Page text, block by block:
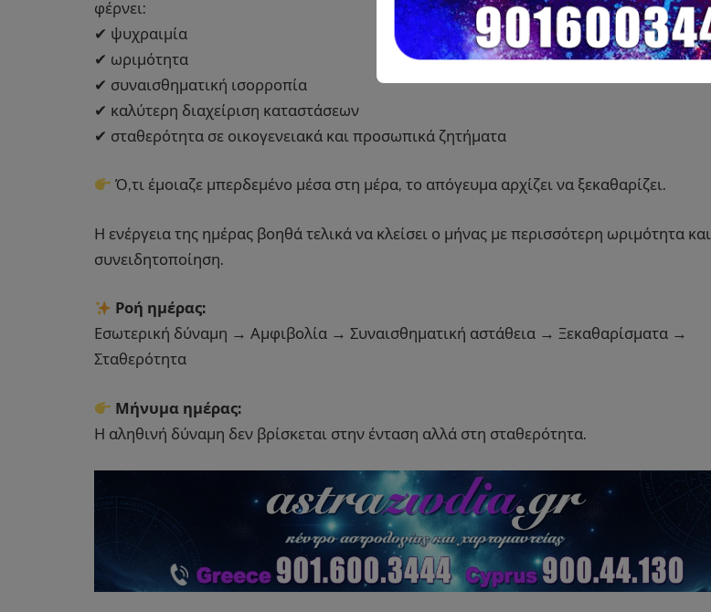
φέρνει:
✔ ψυχραιμία
✔ ωριμότητα
✔ συναισθηματική ισορροπία
✔ καλύτερη διαχείριση καταστάσεων
✔ σταθερότητα σε οικογενειακά και προσωπικά ζητήματα
Ό,τι έμοιαζε μπερδεμένο μέσα στη μέρα, το απόγευμα αρχίζει να ξεκαθαρίζει.
Η ενέργεια της ημέρας βοηθά τελικά να κλείσει ο μήνας με περισσότερη ωριμότητα και
συνειδητοποίηση.
Ροή ημέρας:
Εσωτερική δύναμη → Αμφιβολία → Συναισθηματική αστάθεια → Ξεκαθαρίσματα →
Σταθερότητα
Μήνυμα ημέρας:
Η αληθινή δύναμη δεν βρίσκεται στην ένταση αλλά στη σταθερότητα.